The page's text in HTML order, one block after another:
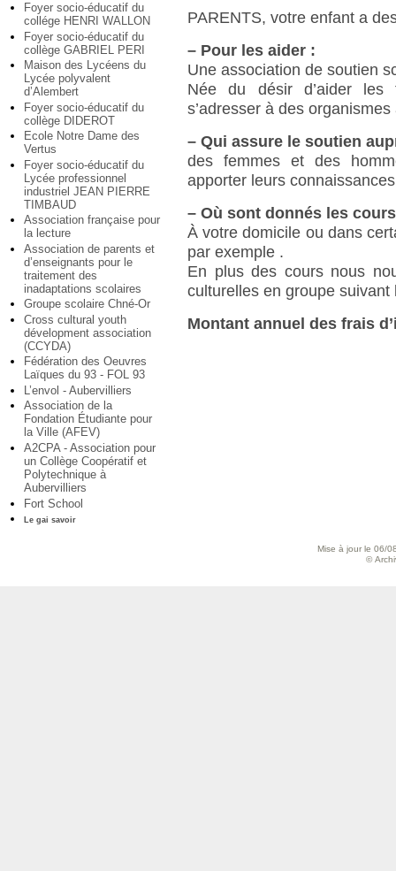
Foyer socio-éducatif du
collége HENRI WALLON
Foyer socio-éducatif du
collège GABRIEL PERI
Maison des Lycéens du
Lycée polyvalent
d’Alembert
Foyer socio-éducatif du
collège DIDEROT
Ecole Notre Dame des
Vertus
Foyer socio-éducatif du
Lycée professionnel
industriel JEAN PIERRE
TIMBAUD
Association française pour
la lecture
Association de parents et
d’enseignants pour le
traitement des
inadaptations scolaires
Groupe scolaire Chné-Or
Cross cultural youth
dévelopment association
(CCYDA)
Fédération des Oeuvres
Laïques du 93 - FOL 93
L’envol - Aubervilliers
Association de la
Fondation Étudiante pour
la Ville (AFEV)
A2CPA - Association pour
un Collège Coopératif et
Polytechnique à
Aubervilliers
Fort School
Le gai savoir
PARENTS, votre enfant a
– Pour les aider :
Une association de soutien
Née du désir d’aider les
s’adresser à des
– Qui assure le soutien
des femmes et des
apporter leurs
– Où sont donnés les
À votre domicile ou dans
par exemple .
En plus des cours nous
culturelles en groupe suivant
Montant annuel des frais
Mise à jour le 06/
©